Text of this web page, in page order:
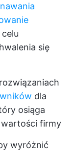
się
dla
osiąga
firmy
wyróżnić